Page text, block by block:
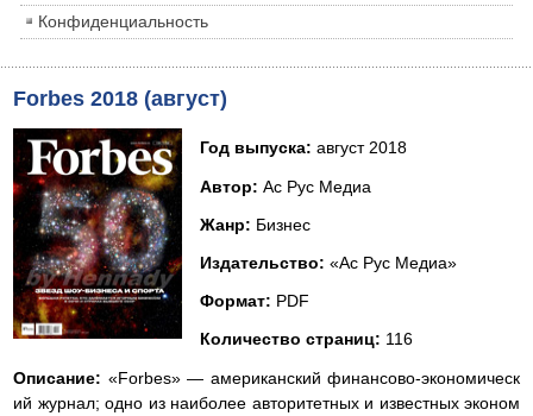
Конфиденциальность
Forbes 2018 (август)
Год выпуска: август 2018
Автор: Ас Рус Медиа
Жанр: Бизнес
Издательство: «Ас Рус Медиа»
Формат: PDF
Количество страниц: 116
Описание: «Forbes» — американский финансово-экономическ
ий журнал; одно из наиболее авторитетных и известных эконом